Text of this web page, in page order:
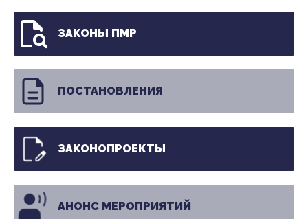
ЗАКОНЫ ПМР
ПОСТАНОВЛЕНИЯ
ЗАКОНОПРОЕКТЫ
АНОНС МЕРОПРИЯТИЙ